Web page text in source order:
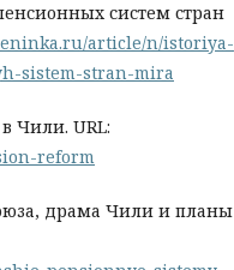
систем стран
article/n/istoriya-
sistem-stran-mira
Чили. URL:
reform
драма Чили и планы